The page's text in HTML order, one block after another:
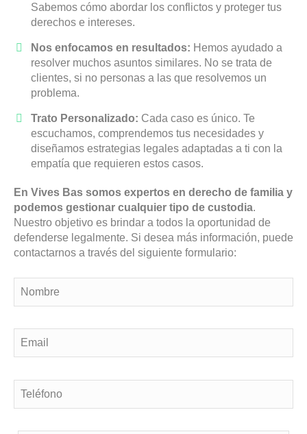
Sabemos cómo abordar los conflictos y proteger tus
derechos e intereses.
Nos enfocamos en resultados: Hemos ayudado a
resolver muchos asuntos similares. No se trata de
clientes, si no personas a las que resolvemos un
problema.
Trato Personalizado: Cada caso es único. Te
escuchamos, comprendemos tus necesidades y
diseñamos estrategias legales adaptadas a ti con la
empatía que requieren estos casos.
En Vives Bas somos expertos en derecho de familia y
podemos gestionar cualquier tipo de custodia.
Nuestro objetivo es brindar a todos la oportunidad de
defenderse legalmente. Si desea más información, puede
contactarnos a través del siguiente formulario: